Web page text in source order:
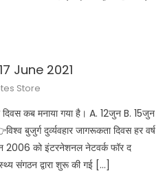
June 2021
Store
दिवस कब मनाया गया है। A. 12जुन B. 15जुन
बुजुर्ग दुर्व्यवहार जागरूकता दिवस हर वर्ष
2006 को इंटरनेशनल नेटवर्क फॉर द
संगठन द्वारा शुरू की गई […]